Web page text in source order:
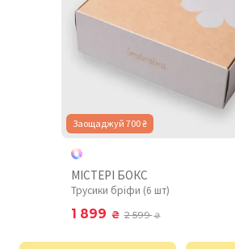
Заощаджуй 700 ₴
МІСТЕРІ БОКС
Трусики бріфи (6 шт)
1 899 ₴ 2 599₴